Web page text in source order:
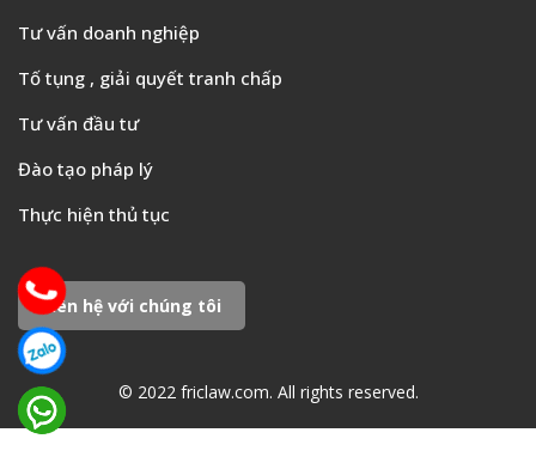
Tư vấn doanh nghiệp
Tố tụng , giải quyết tranh chấp
Tư vấn đầu tư
Đào tạo pháp lý
Thực hiện thủ tục
Liên hệ với chúng tôi
© 2022 friclaw.com. All rights reserved.